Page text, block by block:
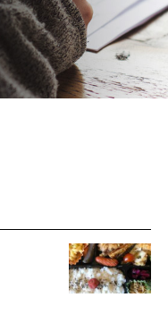
n
a
i
n